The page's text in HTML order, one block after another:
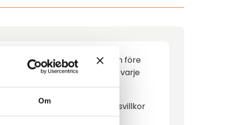
Om
kan hämtas dagen före
offereras separat pris vid varje
Fullständiga hyresvillkor